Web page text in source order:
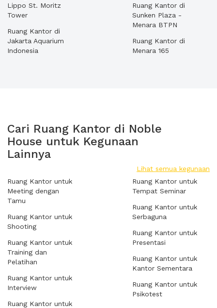
Lippo St. Moritz
Tower
Ruang Kantor di
Jakarta Aquarium
Indonesia
Ruang Kantor di
Sunken Plaza -
Menara BTPN
Ruang Kantor di
Menara 165
Cari Ruang Kantor di Noble
House untuk Kegunaan
Lainnya
Lihat semua kegunaan
Ruang Kantor untuk
Meeting dengan
Tamu
Ruang Kantor untuk
Shooting
Ruang Kantor untuk
Training dan
Pelatihan
Ruang Kantor untuk
Interview
Ruang Kantor untuk
Ruang Kantor untuk
Tempat Seminar
Ruang Kantor untuk
Serbaguna
Ruang Kantor untuk
Presentasi
Ruang Kantor untuk
Kantor Sementara
Ruang Kantor untuk
Psikotest